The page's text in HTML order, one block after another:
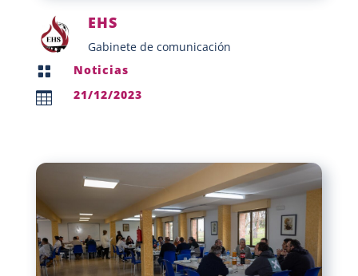
EHS
Gabinete de comunicación
 Noticias
 21/12/2023